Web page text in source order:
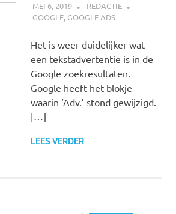
MEI 6, 2019
REDACTIE
GOOGLE, GOOGLE ADS
Het is weer duidelijker wat
een tekstadvertentie is in de
Google zoekresultaten.
Google heeft het blokje
waarin ‘Adv.’ stond gewijzigd.
[…]
LEES VERDER